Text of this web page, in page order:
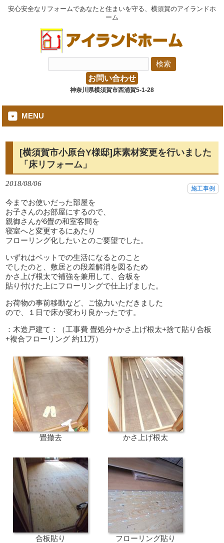
安心安全なリフォームであなたと住まいを守る、横須賀のアイランドホ
ーム
お問い合わせ
神奈川県横須賀市西浦賀5-1-28
MENU
[横須賀市小原台Y様邸]床素材変更を行いました
「床リフォーム」
2018/08/06
施工事例
今までお使いだった部屋を
お子さんのお部屋にするので、
親御さんが6畳の和室客間を
寝室へと変更するにあたり
フローリング化したいとのご要望でした。
いずれはベットでの生活になるとのこと
でしたのと、敷居との段差解消を図るため
かさ上げ根太で補強を兼用して、合板を
貼り付けた上にフローリングで仕上げました。
お荷物の事前移動など、ご協力いただきました
ので、１日で床が変わり良かったです。
：木造戸建て：（工事費 畳処分+かさ上げ根太+捨て貼り合板
+複合フローリング 約11万）
畳撤去 かさ上げ根太
合板貼り フローリング貼り